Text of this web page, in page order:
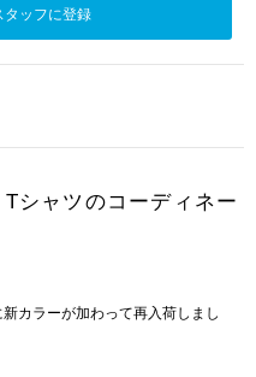
タッフに登録
シャツのコーディネー
カラーが加わって再入荷しまし